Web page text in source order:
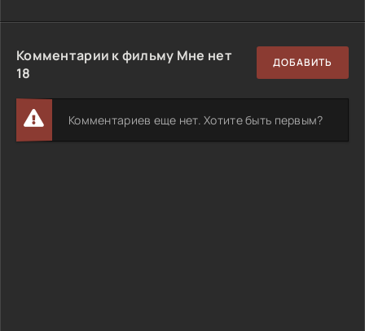
Комментарии к фильму Мне нет
18
ДОБАВИТЬ
Комментариев еще нет. Хотите быть первым?